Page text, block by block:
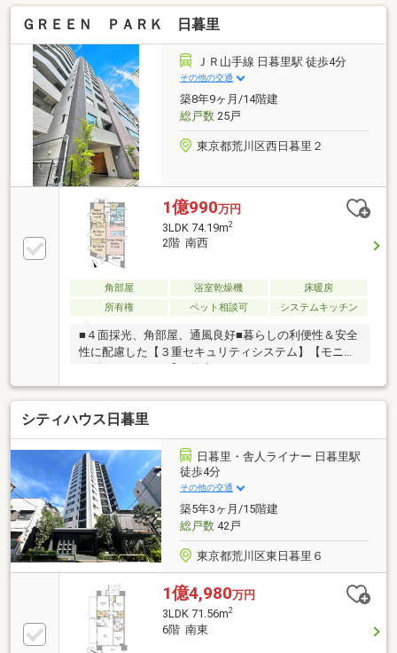
時間セキュリティシステム採用・オートロック・宅配
ボックス付▼2026年10月室内リフォーム内容【交換】
キッチン、UB、洗面化粧台、トイレ 等【その他】フ
ローリング貼替、ハウスクリーニング 他▼周辺環境・
まいばすけっと西日暮里駅東店 徒歩2分(約150m)■ ご
希望の住まい探しをお手伝いします ━━━━━・・・
物件の詳細・ご相談はお気軽にお問い合わせくださ
い。
ＧＲＥＥＮ ＰＡＲＫ 日暮里
ＪＲ山手線 日暮里駅 徒歩4分
その他の交通
築8年9ヶ月/14階建
総戸数25戸
東京都荒川区西日暮里２
1億990万円
3LDK 74.19m2
2階 南西
角部屋 浴室乾燥機
床暖房
所有権
ペット相談可 システムキッチン
■４面採光、角部屋、通風良好■暮らしの利便性＆安全
性に配慮した【３重セキュリティシステム】【モニタ
スに優れた【2重床、2重天井構造】■健康に配慮した
体を芯から温める【TES式床暖房[LD]】■キッチンは
【浄水器一体型水栓】【食器洗い乾燥機】■上質な空
間を作り出す【大型三面鏡収納 拡大鏡付き】【ヘル
スメーターストッカー】【リネン庫】■バスルームは
【浴室暖房乾燥機 ミストサウナ機能付き】【オート
バス】■トイレは【節水トイレ】■快適な室内空間を作
り出す【Low-E複層ガラス】■ペット飼育可(※細則有)
シティハウス日暮里
日暮里・舎人ライナー 日暮里駅
徒歩4分
その他の交通
築5年3ヶ月/15階建
総戸数42戸
東京都荒川区東日暮里６
1億4,980万円
3LDK 71.56m2
6階 南東